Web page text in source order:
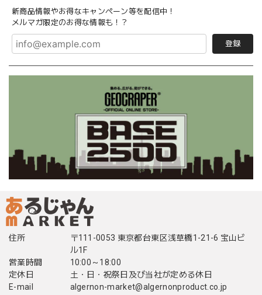
新商品情報やお得なキャンペーン等を配信中！
メルマガ限定のお得な情報も！？
登録
住所
〒111-0053 東京都台東区浅草橋1-21-6 宝山ビ
ル1F
営業時間
10:00～18:00
定休日
土・日・祝祭日及び当社が定める休日
E-mail
algernon-market@algernonproduct.co.jp